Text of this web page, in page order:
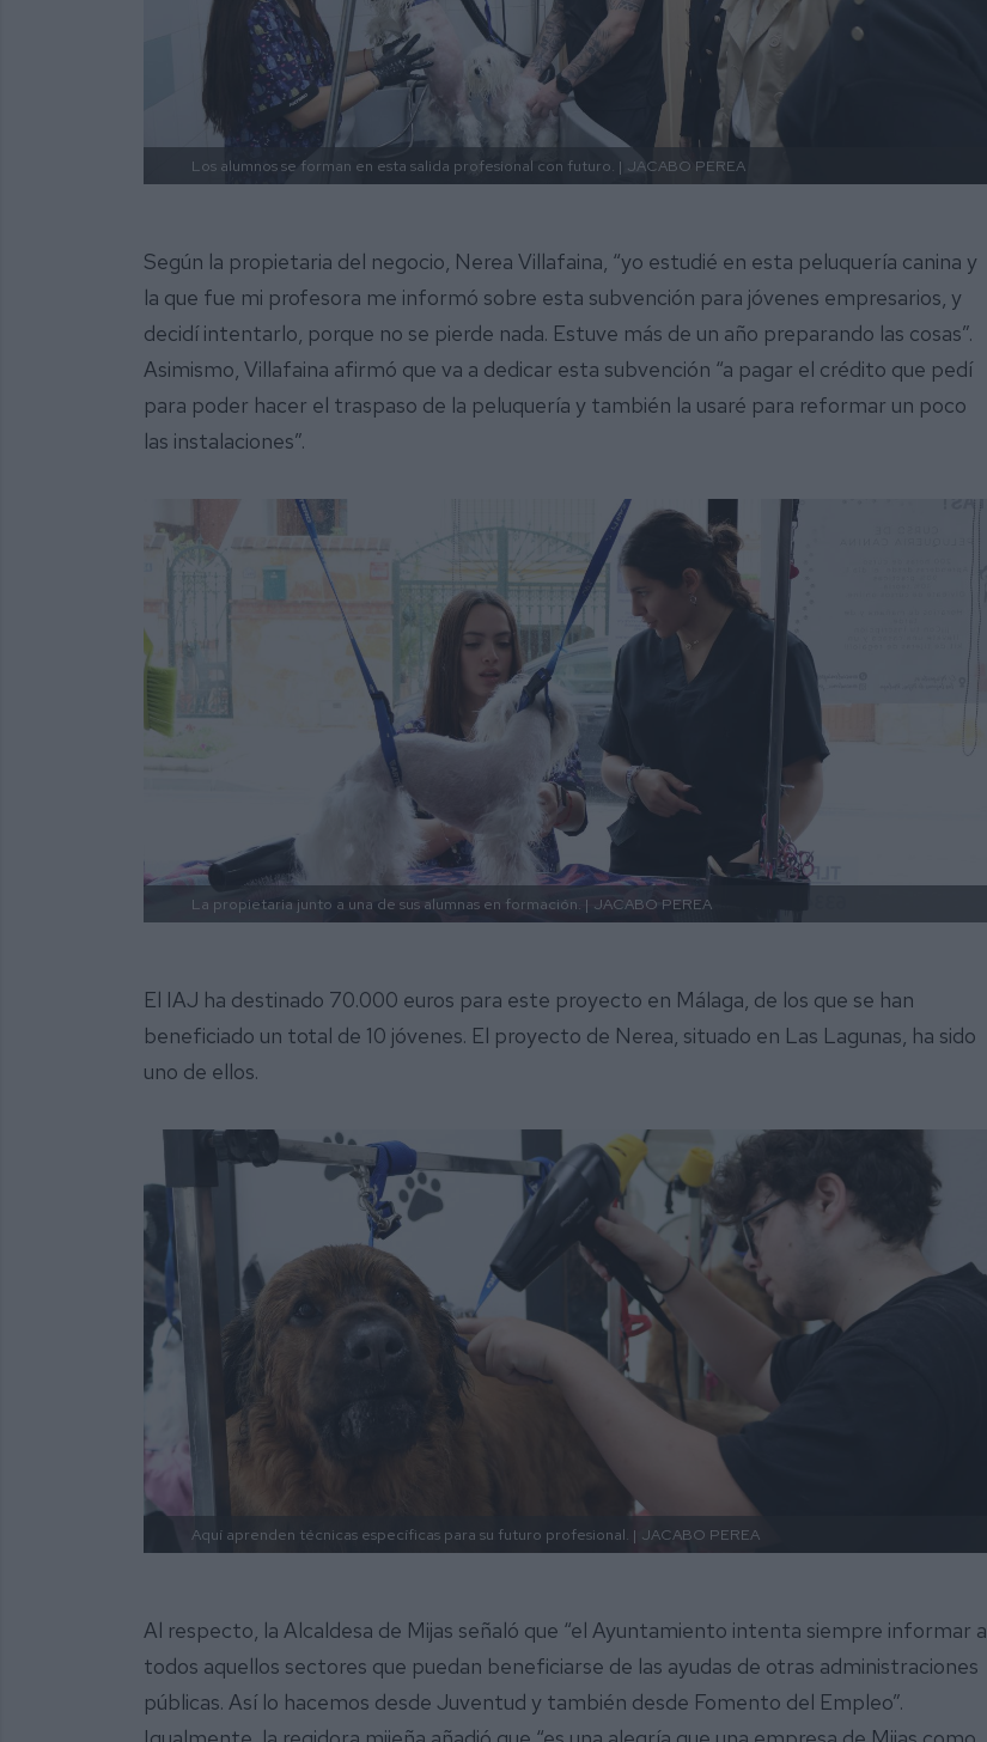
Los alumnos se forman en esta salida profesional con futuro. | JACABO PEREA
Según la propietaria del negocio, Nerea Villafaina, “yo estudié en esta peluquería canina y
la que fue mi profesora me informó sobre esta subvención para jóvenes empresarios, y
decidí intentarlo, porque no se pierde nada. Estuve más de un año preparando las cosas”.
Asimismo, Villafaina afirmó que va a dedicar esta subvención “a pagar el crédito que pedí
para poder hacer el traspaso de la peluquería y también la usaré para reformar un poco
las instalaciones”.
La propietaria junto a una de sus alumnas en formación. | JACABO PEREA
El IAJ ha destinado 70.000 euros para este proyecto en Málaga, de los que se han
beneficiado un total de 10 jóvenes. El proyecto de Nerea, situado en Las Lagunas, ha sido
uno de ellos.
Aquí aprenden técnicas específicas para su futuro profesional. | JACABO PEREA
Al respecto, la Alcaldesa de Mijas señaló que “el Ayuntamiento intenta siempre informar a
todos aquellos sectores que puedan beneficiarse de las ayudas de otras administraciones
públicas. Así lo hacemos desde Juventud y también desde Fomento del Empleo”.